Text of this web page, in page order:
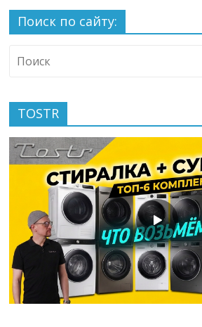
Поиск по сайту:
TOSTR